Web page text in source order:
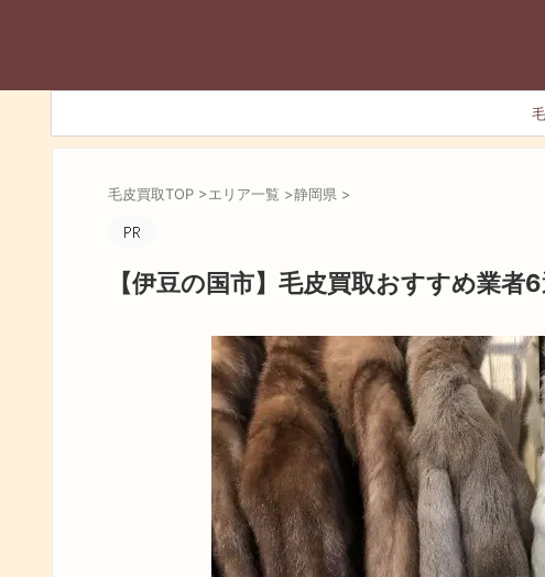
毛皮買取TOP >エリア一覧 >静岡県 >
【伊豆の国市】毛皮買取おすすめ業者